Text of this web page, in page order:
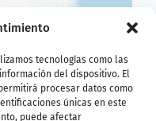
tecnologías como las
del dispositivo. El
procesar datos como
únicas en este
puede afectar